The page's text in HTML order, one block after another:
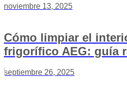
noviembre 13, 2025
Cómo limpiar el
frigorífico AEG: guía
septiembre 26, 2025